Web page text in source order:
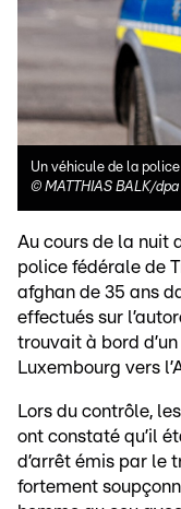
Un véhicule de la
© MATTHIAS BALK/
Au cours de la nuit
police fédérale de
afghan de 35 ans
effectués sur
trouvait à bord
Luxembourg vers
Lors du contrôle,
ont constaté qu’il
d’arrêt émis par le
fortement